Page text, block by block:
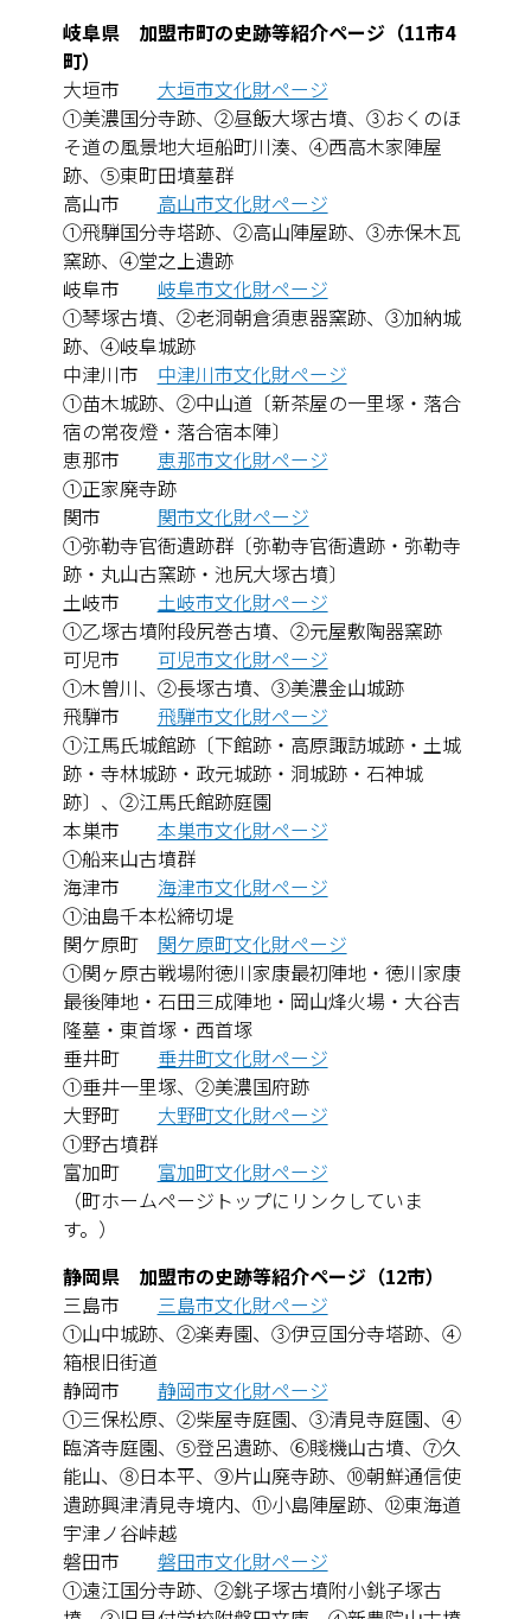
岐阜県 加盟市町の史跡等紹介ページ（11市4
町）
大垣市 大垣市文化財ページ
①美濃国分寺跡、②昼飯大塚古墳、③おくのほ
そ道の風景地大垣船町川湊、④西高木家陣屋
跡、⑤東町田墳墓群
高山市 高山市文化財ページ
①飛騨国分寺塔跡、②高山陣屋跡、③赤保木瓦
窯跡、④堂之上遺跡
岐阜市 岐阜市文化財ページ
①琴塚古墳、②老洞朝倉須恵器窯跡、③加納城
跡、④岐阜城跡
中津川市 中津川市文化財ページ
①苗木城跡、②中山道〔新茶屋の一里塚・落合
宿の常夜燈・落合宿本陣〕
恵那市 恵那市文化財ページ
①正家廃寺跡
関市 関市文化財ページ
①弥勒寺官衙遺跡群〔弥勒寺官衙遺跡・弥勒寺
跡・丸山古窯跡・池尻大塚古墳〕
土岐市 土岐市文化財ページ
①乙塚古墳附段尻巻古墳、②元屋敷陶器窯跡
可児市 可児市文化財ページ
①木曽川、②長塚古墳、③美濃金山城跡
飛騨市 飛騨市文化財ページ
①江馬氏城館跡〔下館跡・高原諏訪城跡・土城
跡・寺林城跡・政元城跡・洞城跡・石神城
跡〕、②江馬氏館跡庭園
本巣市 本巣市文化財ページ
①船来山古墳群
海津市 海津市文化財ページ
①油島千本松締切堤
関ケ原町 関ケ原町文化財ページ
①関ヶ原古戦場附徳川家康最初陣地・徳川家康
最後陣地・石田三成陣地・岡山烽火場・大谷吉
隆墓・東首塚・西首塚
垂井町 垂井町文化財ページ
①垂井一里塚、②美濃国府跡
大野町 大野町文化財ページ
①野古墳群
富加町 富加町文化財ページ
（町ホームページトップにリンクしていま
す。）
静岡県 加盟市の史跡等紹介ページ（12市）
三島市
三島市文化財ページ
①山中城跡、②楽寿園、③伊豆国分寺塔跡、④
箱根旧街道
静岡市 静岡市文化財ページ
①三保松原、②柴屋寺庭園、③清見寺庭園、④
臨済寺庭園、⑤登呂遺跡、⑥賤機山古墳、⑦久
能山、⑧日本平、⑨片山廃寺跡、⑩朝鮮通信使
遺跡興津清見寺境内、⑪小島陣屋跡、⑫東海道
宇津ノ谷峠越
磐田市 磐田市文化財ページ
①遠江国分寺跡、②銚子塚古墳附小銚子塚古